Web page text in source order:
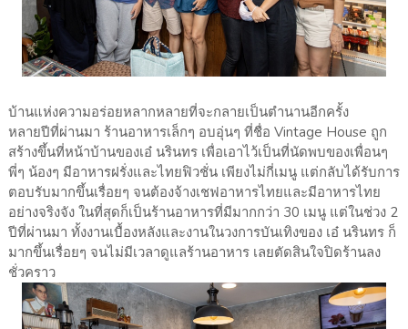
บ้านแห่งความอร่อยหลากหลายที่จะกลายเป็นตำนานอีกครั้ง
หลายปีที่ผ่านมา ร้านอาหารเล็กๆ อบอุ่นๆ ที่ชื่อ Vintage House ถูก
สร้างขึ้นที่หน้าบ้านของเอ๋ นรินทร เพื่อเอาไว้เป็นที่นัดพบของเพื่อนๆ
พี่ๆ น้องๆ มีอาหารฝรั่งและไทยฟิวชั่น เพียงไม่กี่เมนู แต่กลับได้รับการ
ตอบรับมากขึ้นเรื่อยๆ จนต้องจ้างเชฟอาหารไทยและมีอาหารไทย
อย่างจริงจัง ในที่สุดก็เป็นร้านอาหารที่มีมากกว่า 30 เมนู แต่ในช่วง 2
ปีที่ผ่านมา ทั้งงานเบื้องหลังและงานในวงการบันเทิงของ เอ๋ นรินทร ก็
มากขึ้นเรื่อยๆ จนไม่มีเวลาดูแลร้านอาหาร เลยตัดสินใจปิดร้านลง
ชั่วคราว